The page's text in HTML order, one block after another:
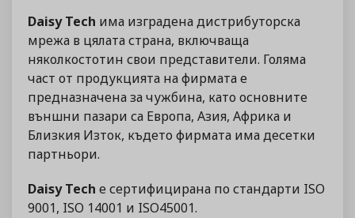
Daisy Tech има изградена дистрибуторска
мрежа в цялата страна, включваща
няколкостотин свои представители. Голяма
част от продукцията на фирмата е
предназначена за чужбина, като основните
външни пазари са Европа, Азия, Африка и
Близкия Изток, където фирмата има десетки
партньори.
Daisy Tech е сертифицирана по стандарти ISO
9001, ISO 14001 и ISO45001.